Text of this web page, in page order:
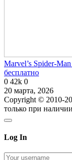
Marvel’s Spider-
бесплатно
0 42k 0
20 марта, 2026
Copyright © 2010-
только при
Log In